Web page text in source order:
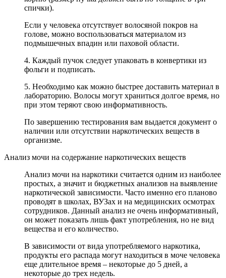
спички).
Если у человека отсутствует волосяной покров на
голове, можно воспользоваться материалом из
подмышечных впадин или паховой области.
4. Каждый пучок следует упаковать в конвертики из
фольги и подписать.
5. Необходимо как можно быстрее доставить материал в
лабораторию. Волосы могут храниться долгое время, но
при этом теряют свою информативность.
По завершению тестирования вам выдается документ о
наличии или отсутствии наркотических веществ в
организме.
Анализ мочи на содержание наркотических веществ
Анализ мочи на наркотики считается одним из наиболее
простых, а значит и бюджетных анализов на выявление
наркотической зависимости. Часто именно его планово
проводят в школах, ВУЗах и на медицинских осмотрах
сотрудников. Данный анализ не очень информативный,
он может показать лишь факт употребления, но не вид
вещества и его количество.
В зависимости от вида употребляемого наркотика,
продукты его распада могут находиться в моче человека
еще длительное время – некоторые до 5 дней, а
некоторые до трех недель.